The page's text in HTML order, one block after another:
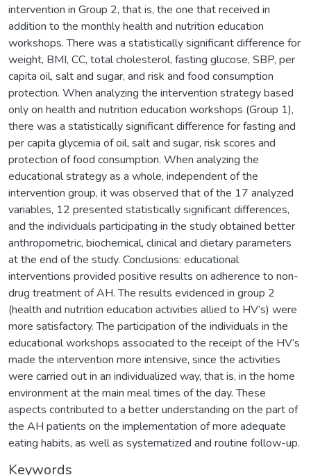
intervention in Group 2, that is, the one that received in
addition to the monthly health and nutrition education
workshops. There was a statistically significant difference for
weight, BMI, CC, total cholesterol, fasting glucose, SBP, per
capita oil, salt and sugar, and risk and food consumption
protection. When analyzing the intervention strategy based
only on health and nutrition education workshops (Group 1),
there was a statistically significant difference for fasting and
per capita glycemia of oil, salt and sugar, risk scores and
protection of food consumption. When analyzing the
educational strategy as a whole, independent of the
intervention group, it was observed that of the 17 analyzed
variables, 12 presented statistically significant differences,
and the individuals participating in the study obtained better
anthropometric, biochemical, clinical and dietary parameters
at the end of the study. Conclusions: educational
interventions provided positive results on adherence to non-
drug treatment of AH. The results evidenced in group 2
(health and nutrition education activities allied to HV’s) were
more satisfactory. The participation of the individuals in the
educational workshops associated to the receipt of the HV’s
made the intervention more intensive, since the activities
were carried out in an individualized way, that is, in the home
environment at the main meal times of the day. These
aspects contributed to a better understanding on the part of
the AH patients on the implementation of more adequate
eating habits, as well as systematized and routine follow-up.
Keywords